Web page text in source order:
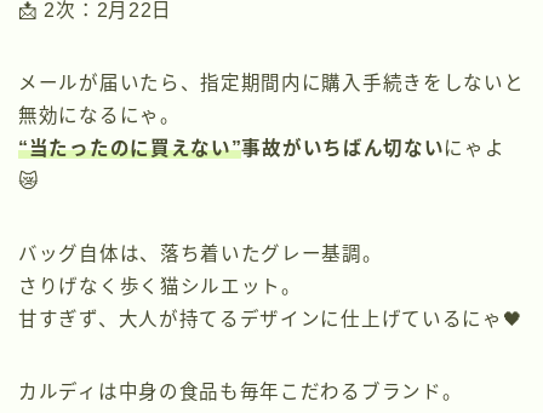
📩 2次：2月22日
メールが届いたら、指定期間内に購入手続きをしないと
無効になるにゃ。
“当たったのに買えない”事故がいちばん切ないにゃよ
😿
バッグ自体は、落ち着いたグレー基調。
さりげなく歩く猫シルエット。
甘すぎず、大人が持てるデザインに仕上げているにゃ🖤
カルディは中身の食品も毎年こだわるブランド。